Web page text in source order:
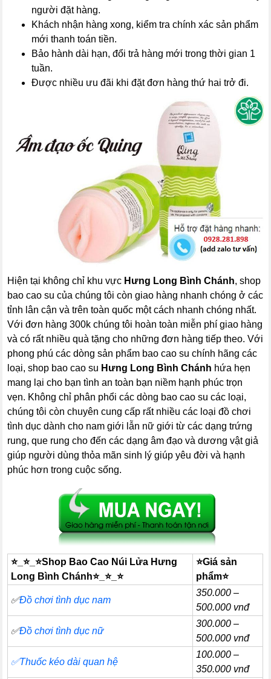
người đặt hàng.
Khách nhận hàng xong, kiểm tra chính xác sản phẩm
mới thanh toán tiền.
Bảo hành dài hạn, đổi trả hàng mới trong thời gian 1
tuần.
Được nhiều ưu đãi khi đặt đơn hàng thứ hai trở đi.
Hiện tại không chỉ khu vực Hưng Long Bình Chánh, shop
bao cao su của chúng tôi còn giao hàng nhanh chóng ở các
tỉnh lân cận và trên toàn quốc một cách nhanh chóng nhất.
Với đơn hàng 300k chúng tôi hoàn toàn miễn phí giao hàng
và có rất nhiều quà tặng cho những đơn hàng tiếp theo. Với
phong phú các dòng sản phẩm bao cao su chính hãng các
loại, shop bao cao su Hưng Long Bình Chánh hứa hẹn
mang lại cho bạn tình an toàn bạn niềm hạnh phúc trọn
vẹn. Không chỉ phân phổi các dòng bao cao su các loại,
chúng tôi còn chuyên cung cấp rất nhiều các loại đồ chơi
tình dục dành cho nam giới lẫn nữ giới từ các dạng trứng
rung, que rung cho đến các dạng âm đạo và dương vật giả
giúp người dùng thỏa mãn sinh lý giúp yêu đời và hạnh
phúc hơn trong cuộc sống.
⭐_⭐_⭐Shop Bao Cao Núi Lửa Hưng
Long Bình Chánh⭐_⭐_⭐
⭐Giá sản
phẩm⭐
✅Đồ chơi tình dục nam
350.000 –
500.000 vnđ
✅Đồ chơi tình dục nữ
300.000 –
500.000 vnđ
✅Thuốc kéo dài quan hệ
100.000 –
350.000 vnđ